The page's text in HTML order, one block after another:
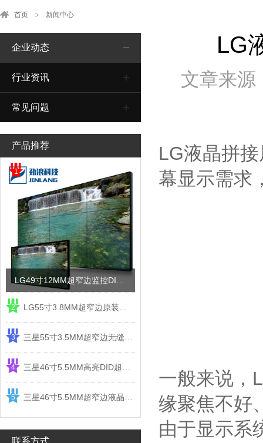
首页 新闻中心
企业动态
行业资讯
常见问题
产品推荐
1
2
3
4
5
联系方式
LG
文章来源
LG液晶拼
幕显示需求
一般来说，
缘聚焦不好
由于显示系